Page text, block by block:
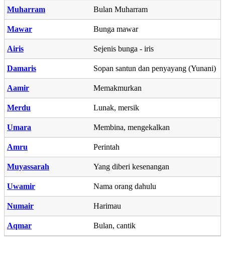
Muharram Bulan Muharram
Mawar Bunga mawar
Airis Sejenis bunga - iris
Damaris Sopan santun dan penyayang (Yunani)
Aamir Memakmurkan
Merdu Lunak, mersik
Umara Membina, mengekalkan
Amru Perintah
Muyassarah Yang diberi kesenangan
Uwamir Nama orang dahulu
Numair Harimau
Aqmar Bulan, cantik